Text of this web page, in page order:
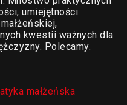
umiejętności
kwestii ważnych dla
Polecamy.
małżeńska